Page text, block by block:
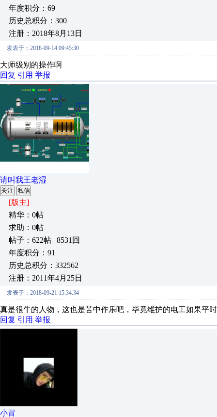
年度积分：69
历史总积分：300
注册：2018年8月13日
发表于：2018-09-14 09:45:30
大师级别的操作啊
回复 引用 举报
请叫我王老湿
关注 私信
[版主]
精华：0帖
求助：0帖
帖子：622帖 | 8531回
年度积分：91
历史总积分：332562
注册：2011年4月25日
发表于：2018-09-21 15:34:34
真是很牛的人物，这也是苦中作乐吧，毕竟维护的电工如果平
回复 引用 举报
小冒